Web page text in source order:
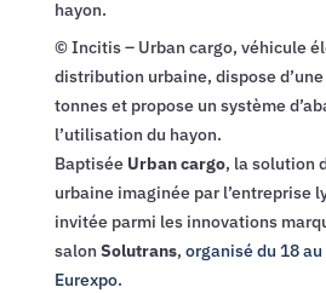
© Incitis – Urban cargo, véhicule
distribution urbaine, dispose
tonnes et propose un système
l’utilisation du hayon.
Baptisée Urban cargo, la solution
urbaine imaginée par l’entreprise
invitée parmi les innovations
salon Solutrans, organisé du 18
Eurexpo.